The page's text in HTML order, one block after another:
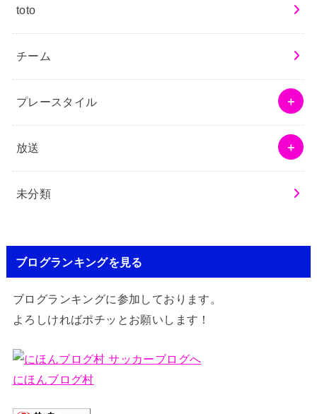
toto
チーム
プレースタイル
放送
未分類
ブログランキングを見る
ブログランキングに参加しております。
よろしければポチッとお願いします！
にほんブログ村